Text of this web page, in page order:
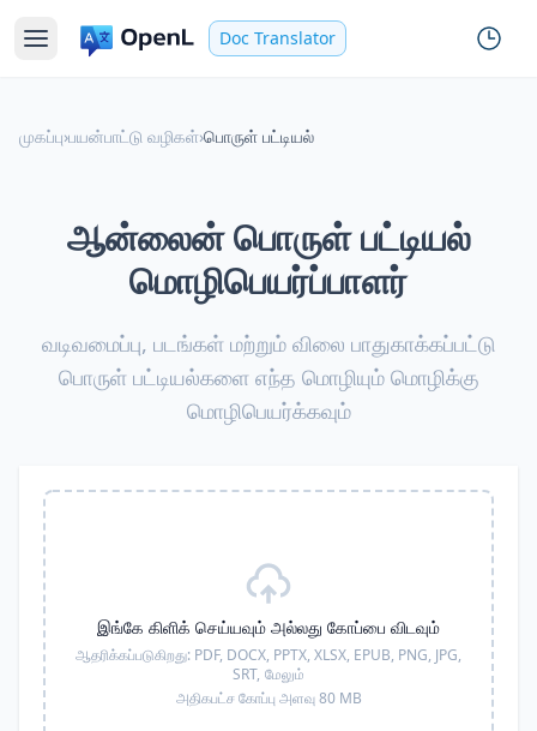
Doc Translator
முகப்பு›பயன்பாட்டு வழிகள்›பொருள் பட்டியல்
ஆன்லைன் பொருள் பட்டியல்
மொழிபெயர்ப்பாளர்
வடிவமைப்பு, படங்கள் மற்றும் விலை பாதுகாக்கப்பட்டு
பொருள் பட்டியல்களை எந்த மொழியும் மொழிக்கு
மொழிபெயர்க்கவும்
இங்கே கிளிக் செய்யவும் அல்லது கோப்பை விடவும்
ஆதரிக்கப்படுகிறது: PDF, DOCX, PPTX, XLSX, EPUB, PNG, JPG,
SRT, மேலும்
அதிகபட்ச கோப்பு அளவு 80 MB